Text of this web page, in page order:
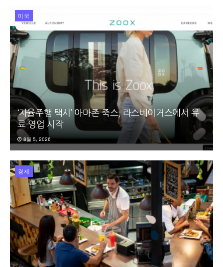
미국
‘자율주행 택시’ 아마존 죽스, 라스베이거스에서 유
료 영업 시작
8월 5, 2026
경제